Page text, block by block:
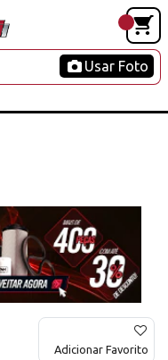
Usar Foto
Adicionar Favorito